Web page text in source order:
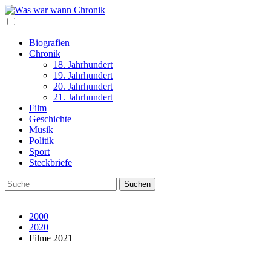
Biografien
Chronik
18. Jahrhundert
19. Jahrhundert
20. Jahrhundert
21. Jahrhundert
Film
Geschichte
Musik
Politik
Sport
Steckbriefe
2000
2020
Filme 2021